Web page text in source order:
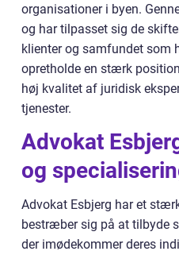
organisationer i byen.
og har tilpasset sig de
klienter og samfundet som
opretholde en stærk
høj kvalitet af juridisk
tjenester.
Advokat
og
Advokat Esbjerg har et
bestræber sig på at tilbyde
der imødekommer deres